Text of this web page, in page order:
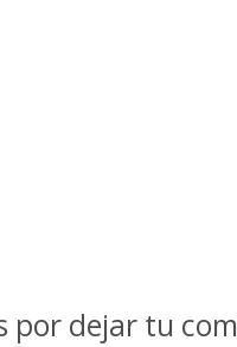
por dejar tu